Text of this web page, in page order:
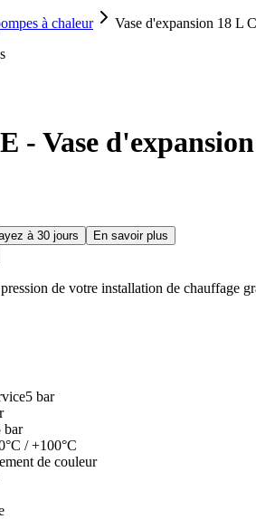
à chaleur
Vase d'expansion 18 L
- Vase
à 30 jours
En savoir plus
de votre installation de chauffage
5 bar
bar
/ +100°C
de couleur